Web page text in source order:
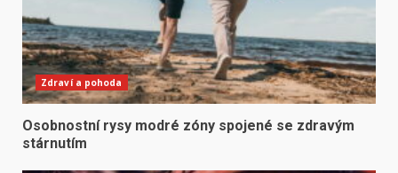
Zdraví a pohoda
Osobnostní rysy modré zóny spojené se zdravým
stárnutím